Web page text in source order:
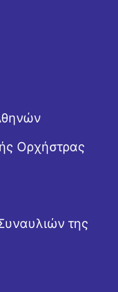
Ορχήστρας
της